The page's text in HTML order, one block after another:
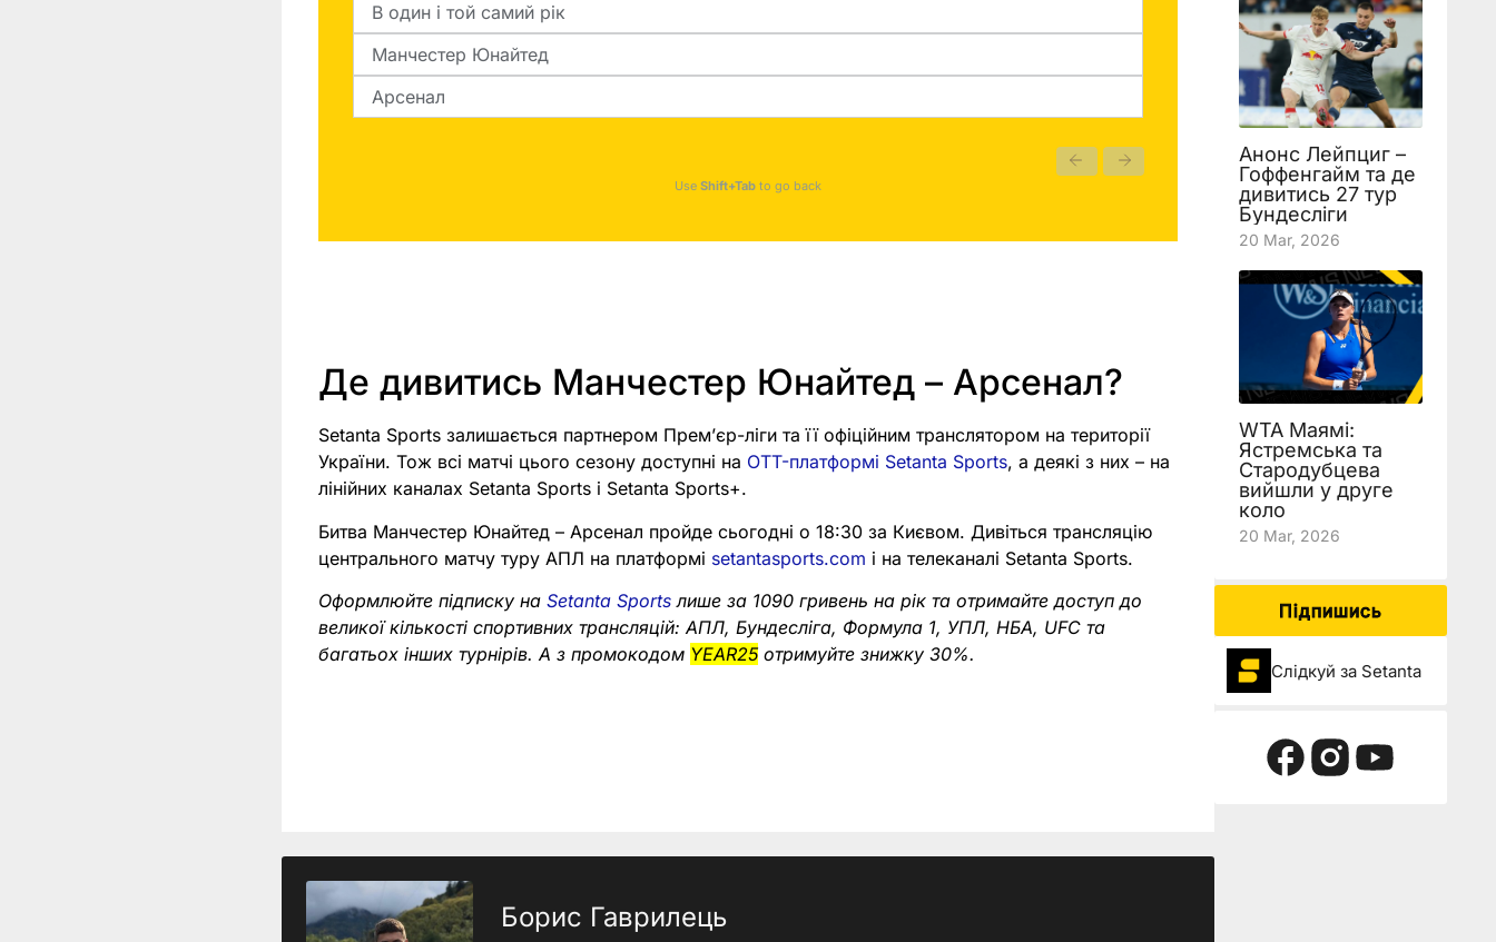
В один і той самий рік
Манчестер Юнайтед
Арсенал
Use Shift+Tab to go back
Де дивитись Манчестер Юнайтед – Арсенал?
Setanta Sports залишається партнером Премʼєр-ліги та її офіційним транслятором на території
України. Тож всі матчі цього сезону доступні на OTT-платформі Setanta Sports, а деякі з них – на
лінійних каналах Setanta Sports і Setanta Sports+.
Битва Манчестер Юнайтед – Арсенал пройде сьогодні о 18:30 за Києвом. Дивіться трансляцію
центрального матчу туру АПЛ на платформі setantasports.com і на телеканалі Setanta Sports.
Оформлюйте підписку наSetanta Sports лише за 1090 гривень на рік та отримайте доступ до
великої кількості спортивних трансляцій: АПЛ, Бундесліга, Формула 1, УПЛ, НБА, UFC та
багатьох інших турнірів. А з промокодом YEAR25отримуйте знижку 30%.
Борис Гаврилець
Анонс Лейпциг –
Гоффенгайм та де
дивитись 27 тур
Бундесліги
20 Mar, 2026
WTA Маямі:
Ястремська та
Стародубцева
вийшли у друге
коло
20 Mar, 2026
Підпишись
Слідкуй за Setanta